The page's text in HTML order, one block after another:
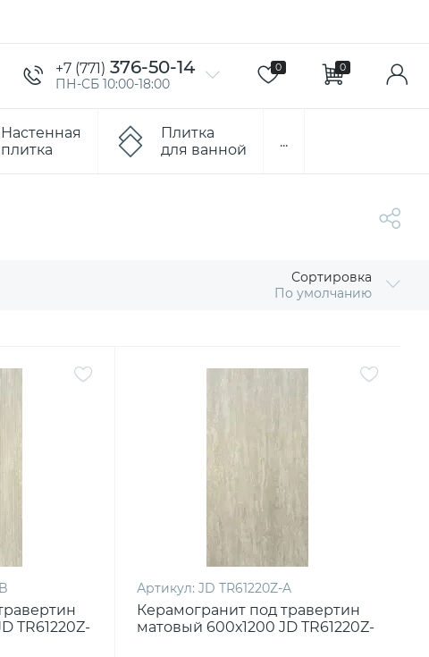
+7 (771) 376-50-14
ПН-СБ 10:00-18:00
0 0
Настенная
плитка
Плитка
для ванной
...
Сортировка
По умолчанию
TR61220Z-
Артикул: JD TR61220Z-A
Керамогранит под травертин
матовый 600х1200 JD TR61220Z-